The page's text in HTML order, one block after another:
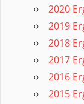
2020
2019
2018
2017
2016
2015